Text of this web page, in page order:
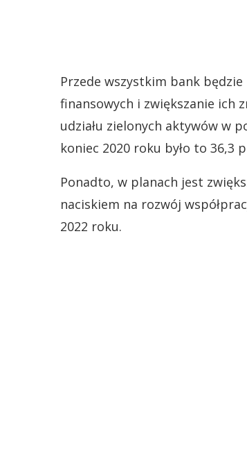
Przede wszystkim bank
finansowych i zwiększanie ich
udziału zielonych aktywów w
koniec 2020 roku było to 36,3
Ponadto, w planach jest
naciskiem na rozwój
2022 roku.